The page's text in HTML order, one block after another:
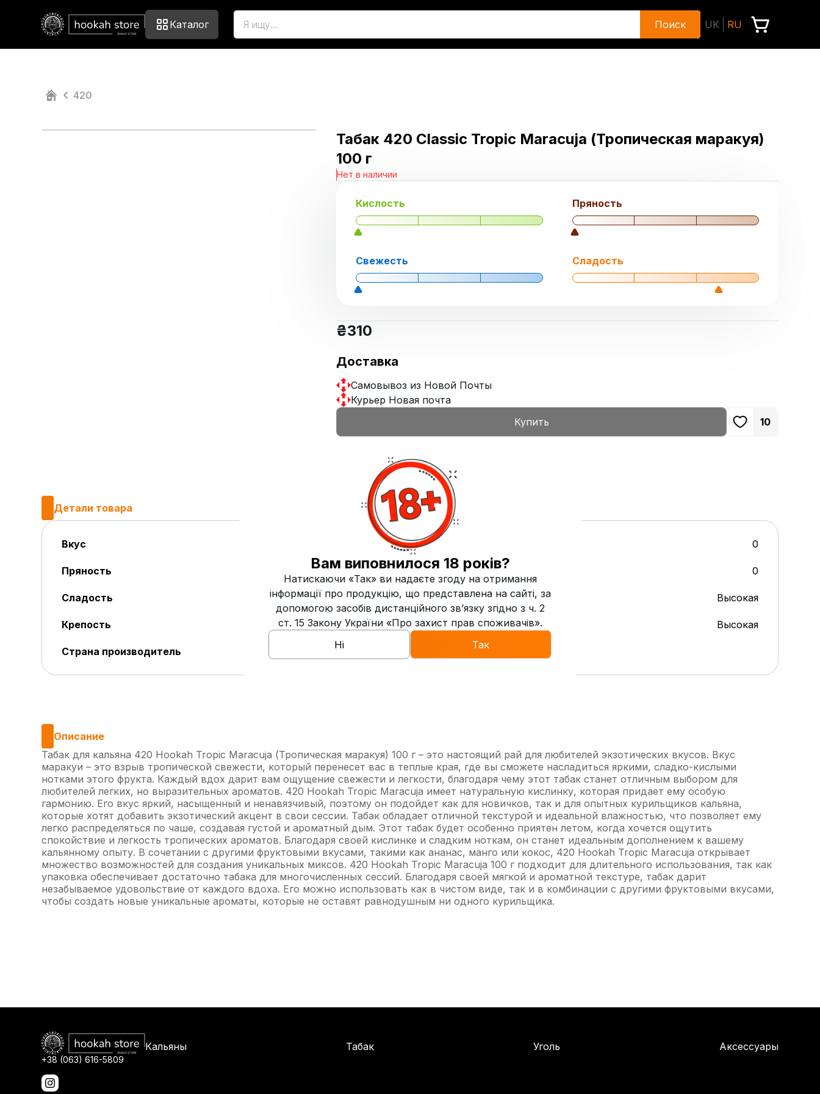
Каталог Поиск UK RU
420
Табак 420 Classic Tropic Maracuja (Тропическая маракуя)
100 г
Нет в наличии
Кислость Пряность
Свежесть Сладость
₴310
Доставка
Самовывоз из Новой Почты
Курьер Новая почта
Купить
10
Детали товара
Вкус Маракуйя Кислота 0
Пряность 0 Свежесть 0
Сладость 8 Дымность Высокая
Крепость Средняя Жаростойкость Высокая
Страна производитель
Описание
Табак для кальяна 420 Hookah Tropic Maracuja (Тропическая маракуя) 100 г – это настоящий рай для любителей экзотических вкусов. Вкус
маракуи – это взрыв тропической свежести, который перенесет вас в теплые края, где вы сможете насладиться яркими, сладко-кислыми
нотками этого фрукта. Каждый вдох дарит вам ощущение свежести и легкости, благодаря чему этот табак станет отличным выбором для
любителей легких, но выразительных ароматов. 420 Hookah Tropic Maracuja имеет натуральную кислинку, которая придает ему особую
гармонию. Его вкус яркий, насыщенный и ненавязчивый, поэтому он подойдет как для новичков, так и для опытных курильщиков кальяна,
которые хотят добавить экзотический акцент в свои сессии. Табак обладает отличной текстурой и идеальной влажностью, что позволяет ему
легко распределяться по чаше, создавая густой и ароматный дым. Этот табак будет особенно приятен летом, когда хочется ощутить
спокойствие и легкость тропических ароматов. Благодаря своей кислинке и сладким ноткам, он станет идеальным дополнением к вашему
кальянному опыту. В сочетании с другими фруктовыми вкусами, такими как ананас, манго или кокос, 420 Hookah Tropic Maracuja открывает
множество возможностей для создания уникальных миксов. 420 Hookah Tropic Maracuja 100 г подходит для длительного использования, так как
упаковка обеспечивает достаточно табака для многочисленных сессий. Благодаря своей мягкой и ароматной текстуре, табак дарит
незабываемое удовольствие от каждого вдоха. Его можно использовать как в чистом виде, так и в комбинации с другими фруктовыми вкусами,
чтобы создать новые уникальные ароматы, которые не оставят равнодушным ни одного курильщика.
+38 (063) 616-5809
Кальяны Табак Уголь Аксессуары
Вам виповнилося 18 років?
Натискаючи «Так» ви надаєте згоду на отримання
інформації про продукцію, що представлена на сайті, за
допомогою засобів дистанційного зв’язку згідно з ч. 2
ст. 15 Закону України «Про захист прав споживачів».
Ні
Так